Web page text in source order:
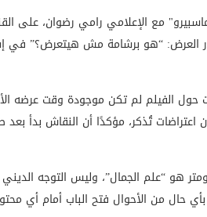
مع الإعلامي رامي رضوان، على
العرض: “هو برشامة مش هيتعرض؟” في
حول الفيلم لم تكن موجودة وقت عرضه
اعتراضات تُذكر، مؤكدًا أن النقاش بدأ
هو “علم الجمال”، وليس التوجه
حال من الأحوال فتح الباب أمام أي